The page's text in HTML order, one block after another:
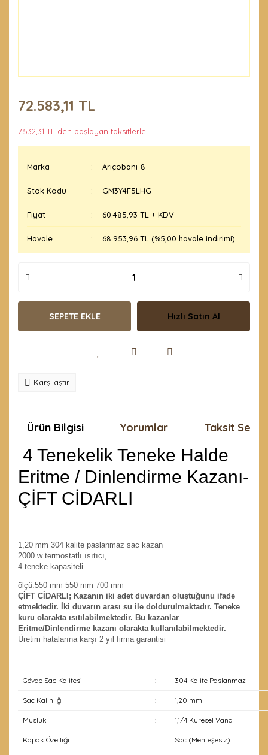
72.583,11 TL
7.532,31 TL den başlayan taksitlerle!
Marka Arıçobanı-8
Stok Kodu GM3Y4F5LHG
Fiyat 60.485,93 TL + KDV
Havale 68.953,96 TL (%5,00 havale indirimi)
SEPETE EKLE Hızlı Satın Al
Karşılaştır
Ürün Bilgisi Yorumlar Taksit
4 Tenekelik Teneke Halde
Eritme / Dinlendirme Kazanı-
ÇİFT CİDARLI
1,20 mm 304 kalite paslanmaz sac kazan
2000 w termostatlı ısıtıcı,
4 teneke kapasiteli
ölçü:550 mm 550 mm 700 mm
ÇİFT CİDARLI; Kazanın iki adet duvardan oluştuğunu ifade
etmektedir. İki duvarın arası su ile doldurulmaktadır. Teneke
kuru olarakta ısıtılabilmektedir. Bu kazanlar
Eritme/Dinlendirme kazanı olarakta kullanılabilmektedir.
Üretim hatalarına karşı 2 yıl firma garantisi
Gövde Sac Kalitesi : 304 Kalite Paslanmaz
Sac Kalınlığı : 1,20 mm
Musluk : 1,1/4 Küresel Vana
Kapak Özelliği : Sac (Menteşesiz)